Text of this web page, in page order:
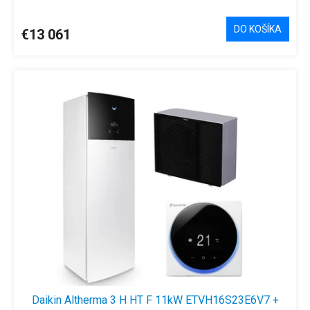
€13 061 DO KOŠÍKA
Daikin Altherma 3 H HT F 11kW ETVH16S23E6V7 +